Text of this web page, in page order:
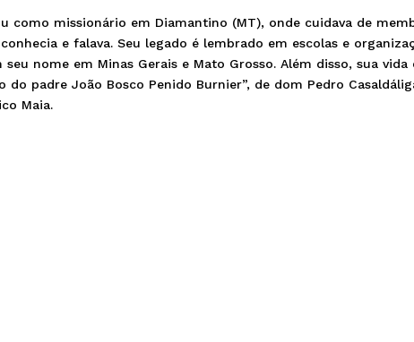
como missionário em Diamantino (MT), onde cuidava de
e falava. Seu legado é lembrado em escolas e
nome em Minas Gerais e Mato Grosso. Além disso, sua vida
padre João Bosco Penido Burnier”, de dom Pedro
Maia.